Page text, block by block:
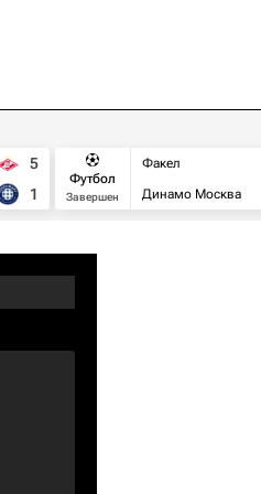
5
1
Футбол
Завершен
Факел
Динамо Москва